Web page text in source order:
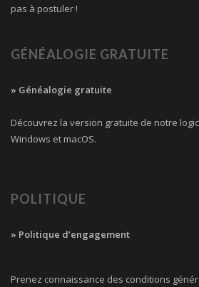
pas à postuler !
GÉNÉALOGIE GRATUITE
» Généalogie gratuite
Découvrez la version gratuite de notre
Windows et macOS.
POLITIQUE
» Politique d’engagement
Prenez connaissance des conditions